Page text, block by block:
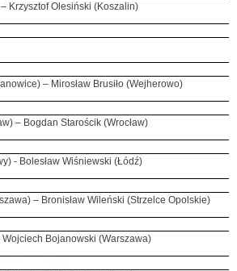
Krzysztof Olesiński (Koszalin)
– Mirosław Brusiło (Wejherowo)
– Bogdan Starościk (Wrocław)
- Bolesław Wiśniewski (Łódź)
– Bronisław Wileński (Strzelce Opolskie)
Bojanowski (Warszawa)